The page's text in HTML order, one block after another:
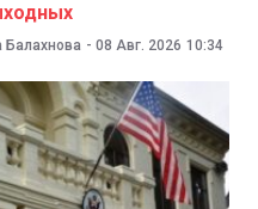
Балахнова - 08 Авг. 2026 10:34